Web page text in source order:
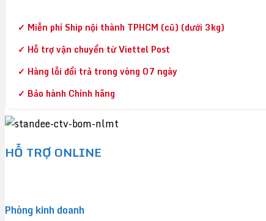
✓ Miễn phí Ship nội thành TPHCM (cũ) (dưới 3kg)
✓ Hỗ trợ vận chuyển từ Viettel Post
✓ Hàng lỗi đổi trả trong vòng 07 ngày
✓ Bảo hành Chính hãng
HỖ TRỢ ONLINE
Phòng kinh doanh